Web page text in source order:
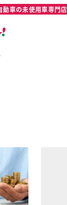
車の未使用車専門店